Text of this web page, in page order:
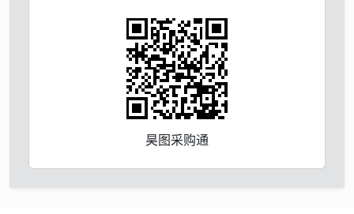
昊图采购通